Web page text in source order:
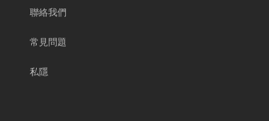
聯絡我們
常見問題
私隱